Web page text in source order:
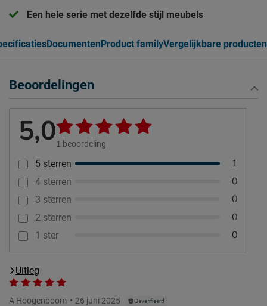
Een hele serie met dezelfde stijl meubels
DocumentenProduct familyVergelijkbare producten
Beoordelingen
5,01 beoordeling
5 sterren 1
4 sterren 0
3 sterren 0
2 sterren 0
1 ster 0
Uitleg
A Hoogenboom 26 juni 2025 Geverifieerd